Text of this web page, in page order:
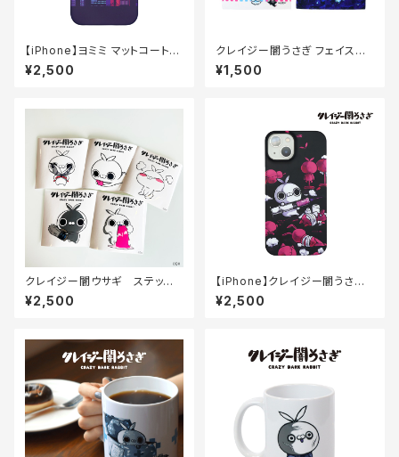
【iPhone】ヨミミ マットコートケ
ース（夕焼けドット）
¥2,500
クレイジー闇うさぎ フェイスタ
オル
¥1,500
クレイジー闇ウサギ ステッカ
ー5枚セット
¥2,500
【iPhone】クレイジー闇うさぎ
マットコートケース（キセカエピ
ンク）
¥2,500